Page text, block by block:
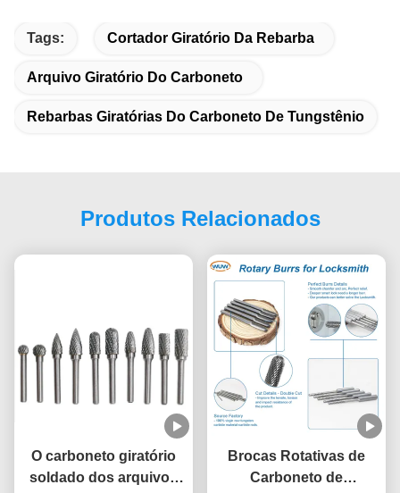
Tags: Cortador Giratório Da Rebarba
Arquivo Giratório Do Carboneto
Rebarbas Giratórias Do Carboneto De Tungstênio
Produtos Relacionados
O carboneto giratório
soldado dos arquivos
Brocas Rotativas de
Carboneto de